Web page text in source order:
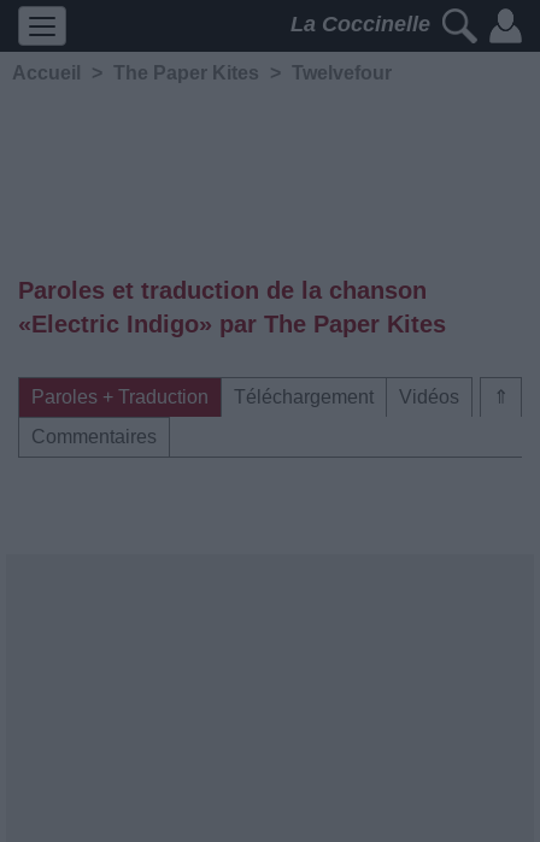
La Coccinelle
Accueil > The Paper Kites > Twelvefour
Paroles et traduction de la chanson
«Electric Indigo» par The Paper Kites
⇑
Paroles + Traduction Téléchargement
Vidéos
Commentaires